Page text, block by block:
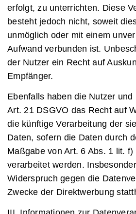
erfolgt, zu unterrichten. Diese
besteht jedoch nicht, soweit
unmöglich oder mit einem
Aufwand verbunden ist.
der Nutzer ein Recht auf
Empfänger.
Ebenfalls haben die Nutzer
Art. 21 DSGVO das Recht auf
die künftige Verarbeitung der
Daten, sofern die Daten durch
Maßgabe von Art. 6 Abs. 1 lit. f)
verarbeitet werden.
Widerspruch gegen die
Zwecke der Direktwerbung